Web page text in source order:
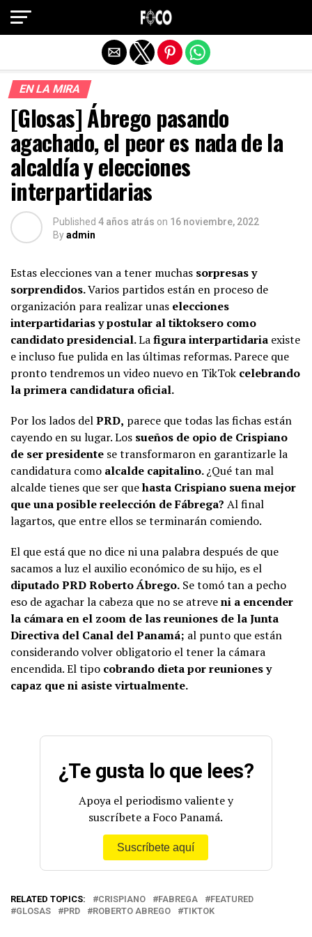
EN LA MIRA
[Glosas] Ábrego pasando
agachado, el peor es nada de la
alcaldía y elecciones
interpartidarias
Published 4 años atrás on 16 noviembre, 2022
Byadmin
Estas elecciones van a tener muchas sorpresas y
sorprendidos.Varios partidos están en proceso de
organización para realizar unas elecciones
interpartidarias y postular al tiktoksero como
candidato presidencial.Lafigura interpartidaria existe
e incluso fue pulida en las últimas reformas. Parece que
pronto tendremos un video nuevo en TikTok celebrando
la primera candidatura oficial.
Por los lados delPRD, parece que todas las fichas están
cayendo en su lugar. Los sueños de opio de Crispiano
de ser presidente se transformaron en garantizarle la
candidatura como alcalde capitalino.¿Qué tan mal
alcalde tienes que ser quehasta Crispiano suena mejor
que una posible reelección de Fábrega? Al final
lagartos, que entre ellos se terminarán comiendo.
El que está que no dice ni una palabra después de que
sacamos a luz el auxilio económico de su hijo, es el
diputado PRD Roberto Ábrego. Se tomó tan a pecho
eso de agachar la cabeza que no se atreveni a encender
la cámara en el zoom de las reuniones de la Junta
Directiva del Canal del Panamá; al punto que están
considerando volver obligatorio el tener la cámara
encendida. El tipo cobrando dieta por reuniones y
capaz que ni asiste virtualmente.
¿Te gusta lo que lees?
Apoya el periodismo valiente y
suscríbete a Foco Panamá.
Suscríbete aquí
RELATED TOPICS: CRISPIANO FABREGA
FEATURED
GLOSAS
PRD ROBERTO ABREGO TIKTOK
Salir de la versión móvil